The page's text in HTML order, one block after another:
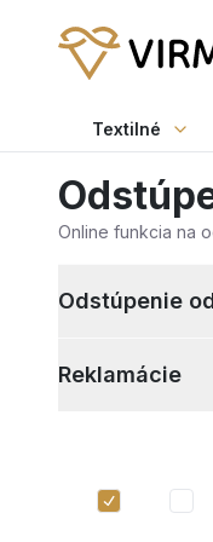
Textilné
Online funkcia na
Odstúpenie
Reklamácie